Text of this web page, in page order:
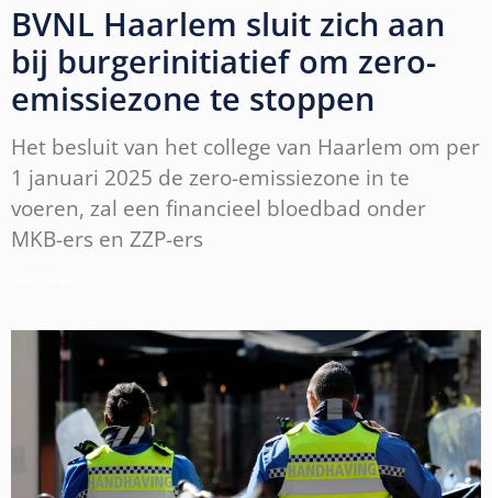
BVNL Haarlem sluit zich aan
bij burgerinitiatief om zero-
emissiezone te stoppen
Het besluit van het college van Haarlem om per
1 januari 2025 de zero-emissiezone in te
voeren, zal een financieel bloedbad onder
MKB-ers en ZZP-ers